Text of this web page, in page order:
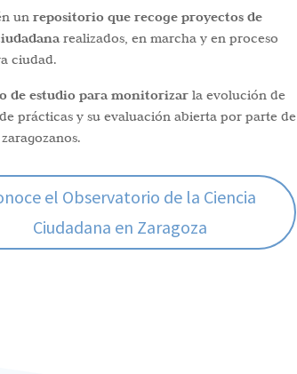
un repositorio que recoge proyectos de
realizados, en marcha y en proceso
ciudad.
de estudio para monitorizar la evolución de
prácticas y su evaluación abierta por parte de
el Observatorio de la Ciencia
Ciudadana en Zaragoza